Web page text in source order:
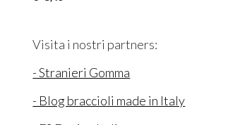
Visita i nostri partners:
- Stranieri Gomma
- Blog braccioli made in Italy